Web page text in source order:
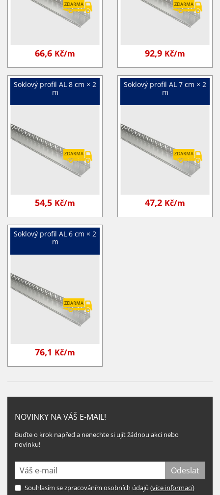
66,6 Kč/m 92,9 Kč/m
Soklový profil AL 8 cm × 2
m
54,5 Kč/m
Soklový profil AL 7 cm × 2
m
47,2 Kč/m
Soklový profil AL 6 cm × 2
m
76,1 Kč/m
NOVINKY NA VÁŠ E-MAIL!
Buďte o krok napřed a nenechte si ujít žádnou akci nebo
novinku!
Souhlasím se zpracováním osobních údajů (více informací)